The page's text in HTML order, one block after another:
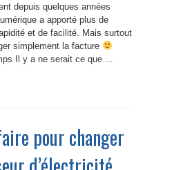
depuis quelques années
a apporté plus de
et de facilité. Mais surtout
simplement la facture
Il y a ne serait ce que ...
pour changer